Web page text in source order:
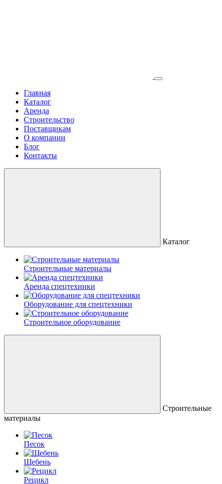
Главная
Каталог
Аренда
Строительство
Поставщикам
О компании
Блог
Контакты
Каталог
Строительные материалы
Аренда спецтехники
Оборудование для спецтехники
Строительное оборудование
Строительные
материалы
Песок
Щебень
Рецикл